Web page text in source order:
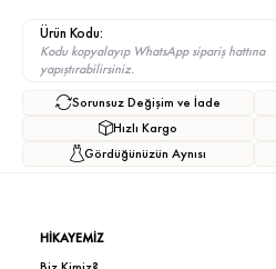
Ürün Kodu:
Kodu kopyalayıp WhatsApp sipariş hattına
yapıştırabilirsiniz.
Sorunsuz Değişim ve İade
Hızlı Kargo
Gördüğünüzün Aynısı
HİKAYEMİZ